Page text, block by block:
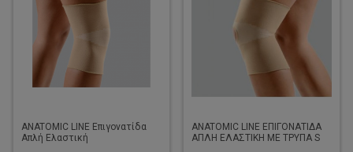
ANATOMIC LINE Επιγονατίδα
Απλή Ελαστική
ANATOMIC LINE ΕΠΙΓΟΝΑΤΙΔΑ
ΑΠΛΗ ΕΛΑΣΤΙΚΗ ΜΕ ΤΡΥΠΑ S